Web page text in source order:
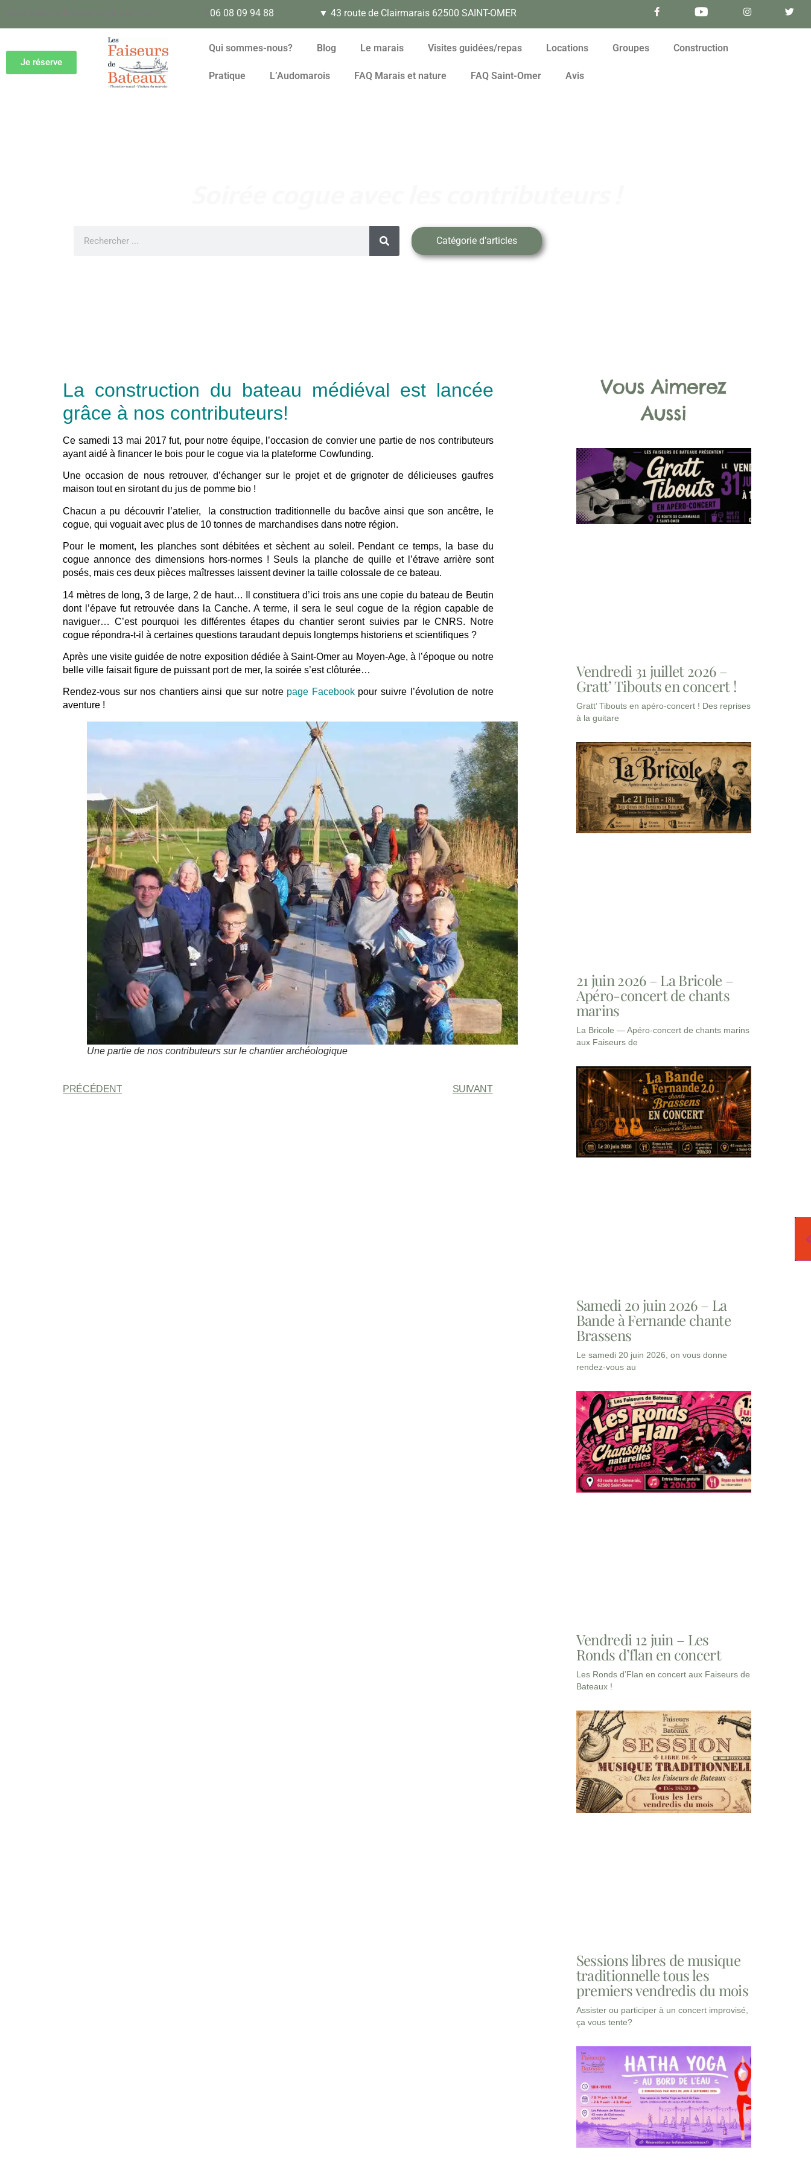
06 08 09 94 88 ▼ 43 route de Clairmarais 62500 SAINT-OMER
Je réserve
Qui sommes-nous? Blog Le marais Visites guidées/repas Locations Groupes Construction
Pratique L’Audomarois FAQ Marais et nature FAQ Saint-Omer Avis
Catégorie d’articles
La construction du bateau médiéval est lancée
grâce à nos contributeurs!
Ce samedi 13 mai 2017 fut, pour notre équipe, l’occasion de convier une partie de nos contributeurs
ayant aidé à financer le bois pour le cogue via la plateforme Cowfunding.
Une occasion de nous retrouver, d’échanger sur le projet et de grignoter de délicieuses gaufres
maison tout en sirotant du jus de pomme bio !
Chacun a pu découvrir l’atelier, la construction traditionnelle du bacôve ainsi que son ancêtre, le
cogue, qui voguait avec plus de 10 tonnes de marchandises dans notre région.
Pour le moment, les planches sont débitées et sèchent au soleil. Pendant ce temps, la base du
cogue annonce des dimensions hors-normes ! Seuls la planche de quille et l’étrave arrière sont
posés, mais ces deux pièces maîtresses laissent deviner la taille colossale de ce bateau.
14 mètres de long, 3 de large, 2 de haut… Il constituera d’ici trois ans une copie du bateau de Beutin
dont l’épave fut retrouvée dans la Canche. A terme, il sera le seul cogue de la région capable de
naviguer… C’est pourquoi les différentes étapes du chantier seront suivies par le CNRS. Notre
cogue répondra-t-il à certaines questions taraudant depuis longtemps historiens et scientifiques ?
Après une visite guidée de notre exposition dédiée à Saint-Omer au Moyen-Age, à l’époque ou notre
belle ville faisait figure de puissant port de mer, la soirée s’est clôturée…
Rendez-vous sur nos chantiers ainsi que sur notre page Facebookpour suivre l’évolution de notre
aventure !
Une partie de nos contributeurs sur le chantier archéologique
PRÉCÉDENT SUIVANT
Vous Aimerez
Aussi
Vendredi 31 juillet 2026 –
Gratt’ Tibouts en concert !
Gratt’ Tibouts en apéro-concert ! Des reprises
à la guitare
21 juin 2026 – La Bricole –
Apéro-concert de chants
marins
La Bricole — Apéro-concert de chants marins
aux Faiseurs de
Samedi 20 juin 2026 – La
Bande à Fernande chante
Brassens
Le samedi 20 juin 2026, on vous donne
rendez-vous au
Vendredi 12 juin – Les
Ronds d’flan en concert
Les Ronds d’Flan en concert aux Faiseurs de
Bateaux !
Sessions libres de musique
traditionnelle tous les
premiers vendredis du mois
Assister ou participer à un concert improvisé,
ça vous tente?